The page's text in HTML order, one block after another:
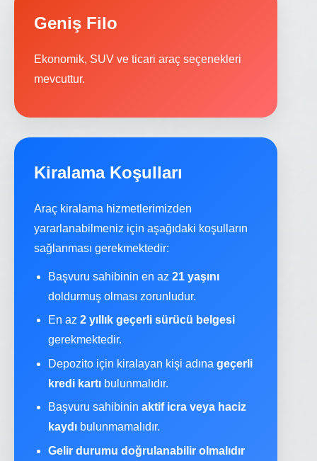
Geniş Filo
Ekonomik, SUV ve ticari araç seçenekleri
mevcuttur.
Kiralama Koşulları
Araç kiralama hizmetlerimizden
yararlanabilmeniz için aşağıdaki koşulların
sağlanması gerekmektedir:
Başvuru sahibinin en az 21 yaşını
doldurmuş olması zorunludur.
En az 2 yıllık geçerli sürücü belgesi
gerekmektedir.
Depozito için kiralayan kişi adına geçerli
kredi kartı bulunmalıdır.
Başvuru sahibinin aktif icra veya haciz
kaydı bulunmamalıdır.
Gelir durumu doğrulanabilir olmalıdır